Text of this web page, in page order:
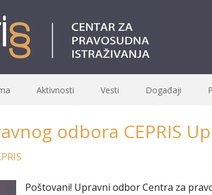
Aktivnosti Vesti Događaji
odbora CEPRIS
Poštovani! Upravni odbor Centra za